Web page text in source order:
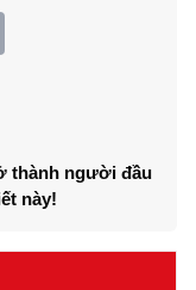
thành người đầu
này!